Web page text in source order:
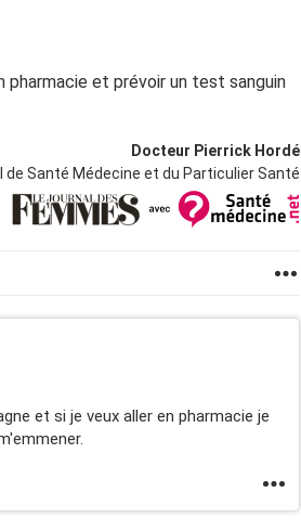
pharmacie et prévoir un test sanguin
Docteur Pierrick Hordé
de Santé Médecine et du Particulier Santé
et si je veux aller en pharmacie je